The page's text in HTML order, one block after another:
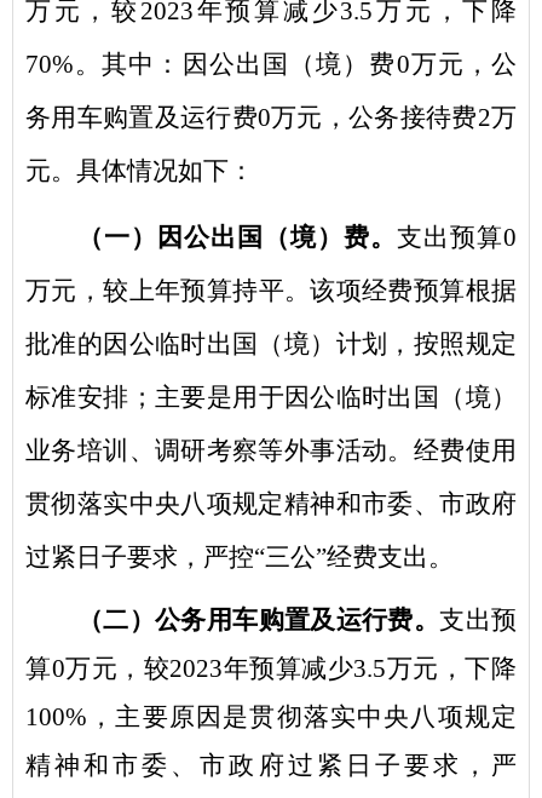
万元，较 2023年预算减少3.5万元，下降
70%。其中 ： 因公出国（境）费0万元，公
务用车购置及运行费0万元 ，公务接待费2万
元。具体情况如下：
（一）因公出国（境）费。 支出预算0
万元，较上年预算持平。该项经费预算根据
批准的因公临时出国（境）计划，按照规定
标准安排；主要是用于因公临时出国（境）
业务培训、调研考察等外事活动。经费使用
贯彻落实中央八项规定精神和市委、市政府
过紧日子要求，严控“三公”经费支出。
（二）公务用车购置及运行费。支出预
算0万元， 较2023年预算减少3.5万元 ，下降
100% ，主要原因是贯彻落实中央八项规定
精神和市委、市政府过紧日子要求，严